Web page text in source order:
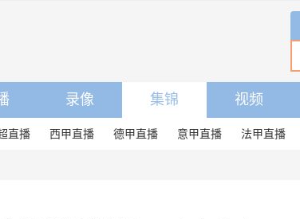
录像 集锦 视频
直播 西甲直播 德甲直播 意甲直播 法甲直播